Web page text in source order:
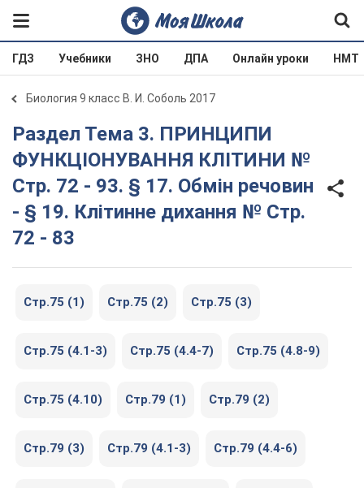
ГДЗ Учебники ЗНО ДПА Онлайн уроки НМТ
Биология 9 класс В. И. Соболь 2017
Раздел Тема 3. ПРИНЦИПИ
ФУНКЦІОНУВАННЯ КЛІТИНИ №
Cтр. 72 - 93. § 17. Обмін речовин
- § 19. Клітинне дихання № Cтр.
72 - 83
Стр.75 (1) Стр.75 (2) Стр.75 (3)
Стр.75 (4.1-3) Стр.75 (4.4-7) Стр.75 (4.8-9)
Стр.75 (4.10) Стр.79 (1) Стр.79 (2)
Стр.79 (3) Стр.79 (4.1-3) Стр.79 (4.4-6)